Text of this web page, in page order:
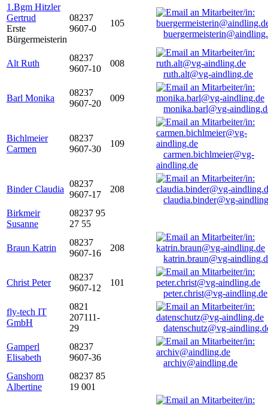
1.Bgm Hitzler
Gertrud
Erste
Bürgermeisterin
08237
9607-0
105
Alt Ruth
08237
9607-10
008
ruth.alt@vg-aindling.de
Barl Monika
08237
9607-20
009
monika.barl@vg-
Bichlmeier
Carmen
08237
9607-30
109
carmen.bichlmeier@vg-
aindling.de
Binder Claudia
08237
9607-17
208
claudia.binder@vg-
Birkmeir
Susanne
08237 95
27 55
Braun Katrin
08237
9607-16
208
katrin.braun@vg-
Christ Peter
08237
9607-12
101
peter.christ@vg-aindling.de
fly-tech IT
GmbH
0821
207111-
29
datenschutz@vg-
Gamperl
Elisabeth
08237
9607-36
archiv@aindling.de
Ganshorn
Albertine
08237 85
19 001